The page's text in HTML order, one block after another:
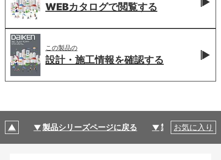
WEBカタログで閲覧する
この製品の
設計・施工情報を確認する
製品シリーズページに戻る 製品仕様
お気に入り